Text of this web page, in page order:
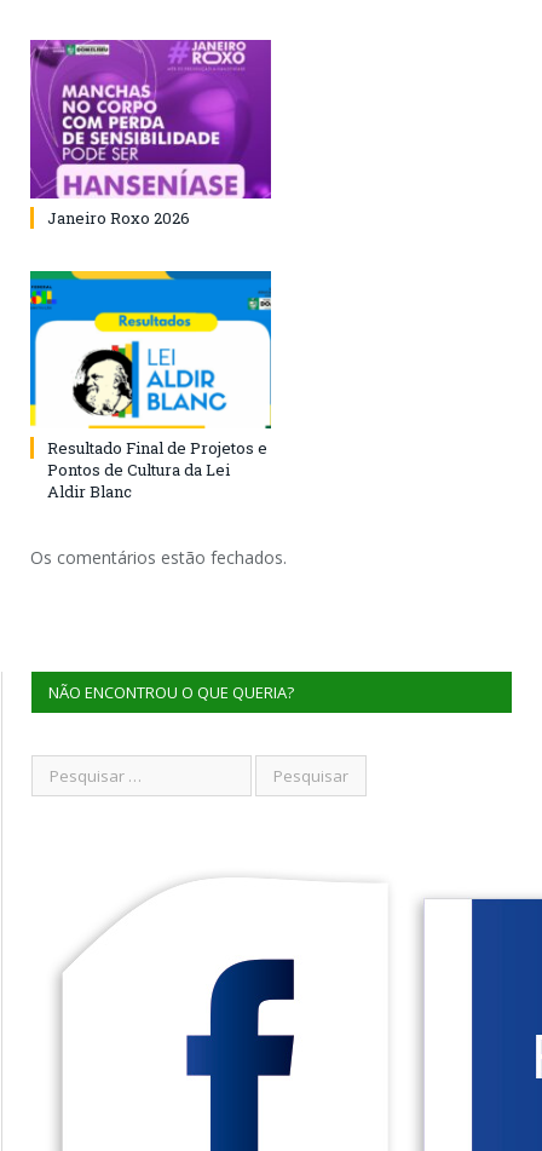
Janeiro Roxo 2026
Resultado Final de Projetos e
Pontos de Cultura da Lei
Aldir Blanc
Os comentários estão fechados.
NÃO ENCONTROU O QUE QUERIA?